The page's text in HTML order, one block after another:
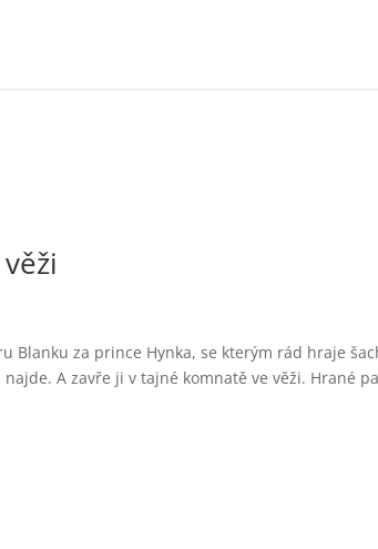
Blanku za prince Hynka, se kterým rád hraje
A zavře ji v tajné komnatě ve věži. Hrané